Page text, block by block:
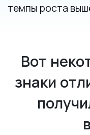
темпы роста
Вот
знаки